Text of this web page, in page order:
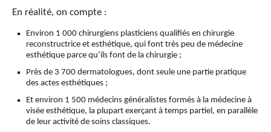
En réalité, on compte :
Environ 1 000 chirurgiens plasticiens qualifiés en chirurgie
reconstructrice et esthétique, qui font très peu de médecine
esthétique parce qu’ils fontde la chirurgie;
Près de 3 700 dermatologues, dont seule une partie pratique
des actes esthétiques ;
Et environ 1 500 médecins généralistes formés à la médecine à
visée esthétique, la plupart exerçant à temps partiel, en parallèle
de leur activité de soins classiques.